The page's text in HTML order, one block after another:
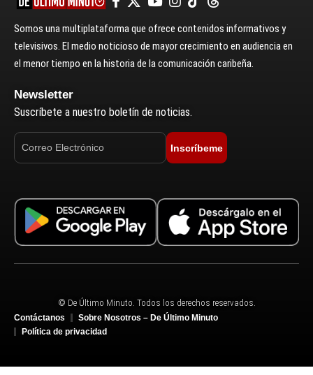
Somos una multiplataforma que ofrece contenidos informativos y
televisivos. El medio noticioso de mayor crecimiento en audiencia en
el menor tiempo en la historia de la comunicación caribeña.
Newsletter
Suscríbete a nuestro boletín de noticias.
Inscríbeme
© De Último Minuto. Todos los derechos reservados.
Contáctanos
Sobre Nosotros – De Último Minuto
Política de privacidad